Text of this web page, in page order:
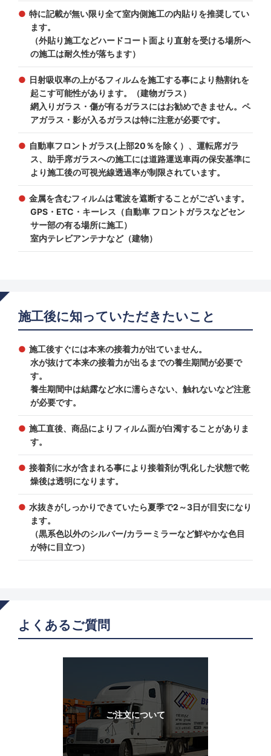
特に記載が無い限り全て室内側施工の内貼りを推奨してい
ます。
（外貼り施工などハードコート面より直射を受ける場所へ
の施工は耐久性が落ちます）
日射吸収率の上がるフィルムを施工する事により熱割れを
起こす可能性があります。（建物ガラス）
網入りガラス・傷が有るガラスにはお勧めできません。ペ
アガラス・影が入るガラスは特に注意が必要です。
自動車フロントガラス(上部20％を除く）、運転席ガラ
ス、助手席ガラスへの施工には道路運送車両の保安基準に
より施工後の可視光線透過率が制限されています。
金属を含むフィルムは電波を遮断することがございます。
GPS・ETC・キーレス（自動車 フロントガラスなどセン
サー部の有る場所に施工）
室内テレビアンテナなど（建物）
施工後に知っていただきたいこと
施工後すぐには本来の接着力が出ていません。
水が抜けて本来の接着力が出るまでの養生期間が必要で
す。
養生期間中は結露など水に濡らさない、触れないなど注意
が必要です。
施工直後、商品によりフィルム面が白濁することがありま
す。
接着剤に水が含まれる事により接着剤が乳化した状態で乾
燥後は透明になります。
水抜きがしっかりできていたら夏季で2～3日が目安になり
ます。
（黒系色以外のシルバー/カラーミラーなど鮮やかな色目
が特に目立つ）
よくあるご質問